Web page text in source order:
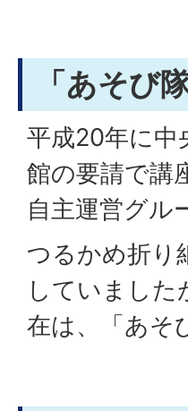
「あそび
平成20年に中
館の要請で講
自主運営グル
つるかめ折り
していました
在は、「あそ